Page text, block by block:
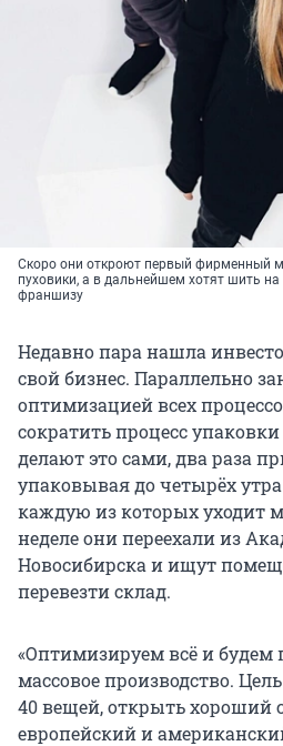
Скоро они откроют первый фирменный
пуховики, а в дальнейшем хотят шить
франшизу
Недавно пара нашла
свой бизнес. Параллельно
оптимизацией всех
сократить процесс
делают это сами, два раза
упаковывая до четырёх
каждую из которых уходит
неделе они переехали из
Новосибирска и ищут
перевезти склад.
«Оптимизируем всё и будем
массовое производство.
40 вещей, открыть хороший
европейский и